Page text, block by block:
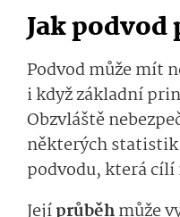
Jak podvod
Podvod může mít
i když základní
Obzvláště
některých
podvodu, která cílí